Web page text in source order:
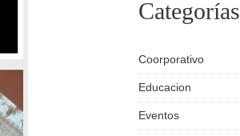
Categorías
Coorporativo
Educacion
Eventos